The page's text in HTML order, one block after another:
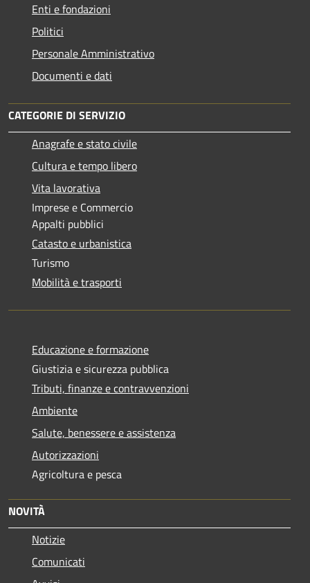
Enti e fondazioni
Politici
Personale Amministrativo
Documenti e dati
CATEGORIE DI SERVIZIO
Anagrafe e stato civile
Cultura e tempo libero
Vita lavorativa
Imprese e Commercio
Appalti pubblici
Catasto e urbanistica
Turismo
Mobilità e trasporti
Educazione e formazione
Giustizia e sicurezza pubblica
Tributi, finanze e contravvenzioni
Ambiente
Salute, benessere e assistenza
Autorizzazioni
Agricoltura e pesca
NOVITÀ
Notizie
Comunicati